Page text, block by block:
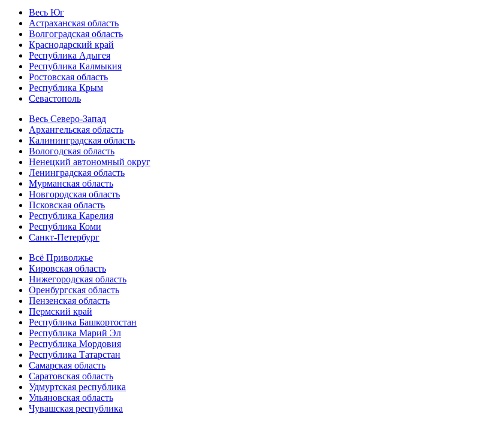
Весь Юг
Астраханская область
Волгоградская область
Краснодарский край
Республика Адыгея
Республика Калмыкия
Ростовская область
Республика Крым
Севастополь
Весь Северо-Запад
Архангельская область
Калининградская область
Вологодская область
Ненецкий автономный округ
Ленинградская область
Мурманская область
Новгородская область
Псковская область
Республика Карелия
Республика Коми
Санкт-Петербург
Всё Приволжье
Кировская область
Нижегородская область
Оренбургская область
Пензенская область
Пермский край
Республика Башкортостан
Республика Марий Эл
Республика Мордовия
Республика Татарстан
Самарская область
Саратовская область
Удмуртская республика
Ульяновская область
Чувашская республика